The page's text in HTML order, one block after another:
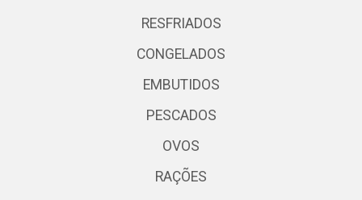
RESFRIADOS
CONGELADOS
EMBUTIDOS
PESCADOS
OVOS
RAÇÕES